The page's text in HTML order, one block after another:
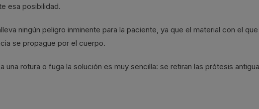
esa posibilidad.
ningún peligro inminente para la paciente, ya que el material con el que
se propague por el cuerpo.
una rotura o fuga la solución es muy sencilla: se retiran las prótesis